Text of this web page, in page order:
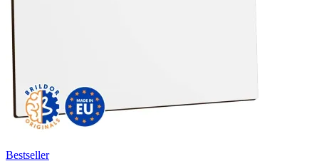
Bestseller